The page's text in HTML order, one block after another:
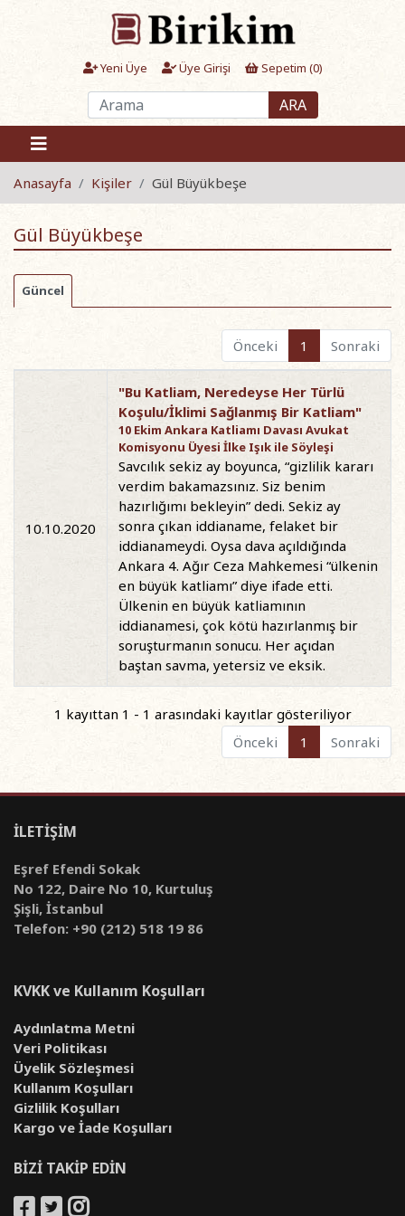
Yeni Üye Üye Girişi Sepetim (0)
ARA
Anasayfa Kişiler Gül Büyükbeşe
Gül Büyükbeşe
Güncel
Önceki 1 Sonraki
10.10.2020
"Bu Katliam, Neredeyse Her Türlü
Koşulu/İklimi Sağlanmış Bir Katliam"
10 Ekim Ankara Katliamı Davası Avukat
Komisyonu Üyesi İlke Işık ile Söyleşi
Savcılık sekiz ay boyunca, “gizlilik kararı
verdim bakamazsınız. Siz benim
hazırlığımı bekleyin” dedi. Sekiz ay
sonra çıkan iddianame, felaket bir
iddianameydi. Oysa dava açıldığında
Ankara 4. Ağır Ceza Mahkemesi “ülkenin
en büyük katliamı” diye ifade etti.
Ülkenin en büyük katliamının
iddianamesi, çok kötü hazırlanmış bir
soruşturmanın sonucu. Her açıdan
baştan savma, yetersiz ve eksik.
1 kayıttan 1 - 1 arasındaki kayıtlar gösteriliyor
Önceki
1 Sonraki
İLETİŞİM
Eşref Efendi Sokak
No 122, Daire No 10, Kurtuluş
Şişli, İstanbul
Telefon: +90 (212) 518 19 86
KVKK ve Kullanım Koşulları
Aydınlatma Metni
Veri Politikası
Üyelik Sözleşmesi
Kullanım Koşulları
Gizlilik Koşulları
Kargo ve İade Koşulları
BİZİ TAKİP EDİN